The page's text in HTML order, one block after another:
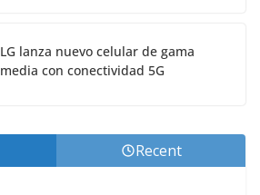
LG lanza nuevo celular de gama
media con conectividad 5G
Recent